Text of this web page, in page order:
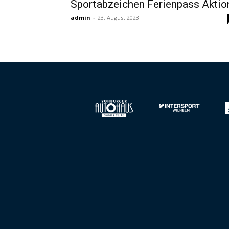
Sportabzeichen Ferienpass
admin - 23. August 2023